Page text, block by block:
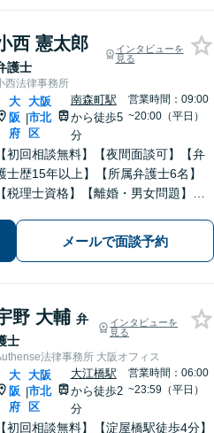
西 憲太郎
護士
インタビューを
見る
西法律事務所
大
阪
府
|
大阪
市北
区
南森町駅
から徒歩5
分
営業時間：09:00
~20:00（平日）
【初回相談無料】【夜間面談可】【弁
士歴15年以上】【所属弁護士6名】
【税理士資格】【離婚・男女問題】財
数。【相続・遺言】遺産分割・遺言書
作成・民事信託など幅広く対応可。
メールで面談予約
野 大輔 弁
士
インタビューを
見る
法律事務所 大阪オフィス
大
阪
府
|
大阪
市北
区
大江橋駅
から徒歩2
分
営業時間：06:00
~23:59（平日）
【初回相談無料】【淀屋橋駅徒歩4分】